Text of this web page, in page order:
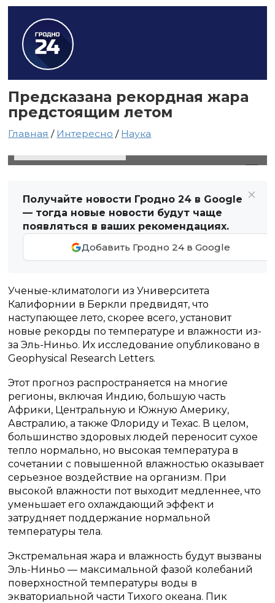
Предсказана рекордная жара
предстоящим летом
Главная / Интересно / Наука
Получайте новости Гродно 24 в Google
— тогда новые новости будут чаще
появляться в ваших рекомендациях.
Добавить Гродно 24 в Google
Ученые-климатологи из Университета
Калифорнии в Беркли предвидят, что
наступающее лето, скорее всего, установит
новые рекорды по температуре и влажности из-
за Эль-Ниньо. Их исследование опубликовано в
Geophysical Research Letters.
Этот прогноз распространяется на многие
регионы, включая Индию, большую часть
Африки, Центральную и Южную Америку,
Австралию, а также Флориду и Техас. В целом,
большинство здоровых людей переносит сухое
тепло нормально, но высокая температура в
сочетании с повышенной влажностью оказывает
серьезное воздействие на организм. При
высокой влажности пот выходит медленнее, что
уменьшает его охлаждающий эффект и
затрудняет поддержание нормальной
температуры тела.
Экстремальная жара и влажность будут вызваны
Эль-Ниньо — максимальной фазой колебаний
поверхностной температуры воды в
экваториальной части Тихого океана. Пик